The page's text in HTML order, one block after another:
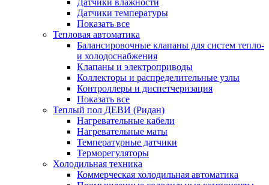
Датчики влажности
Датчики температуры
Показать все
Тепловая автоматика
Балансировочные клапаны для систем тепло-
и холодоснабжения
Клапаны и электроприводы
Коллекторы и распределительные узлы
Контроллеры и диспетчеризация
Показать все
Теплый пол ДЕВИ (Ридан)
Нагревательные кабели
Нагревательные маты
Температурные датчики
Терморегуляторы
Холодильная техника
Коммерческая холодильная автоматика